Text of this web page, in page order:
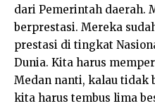
dari Pemerintah daerah.
berprestasi. Mereka
prestasi di tingkat
Dunia. Kita harus
Medan nanti, kalau tidak
kita harus tembus lima